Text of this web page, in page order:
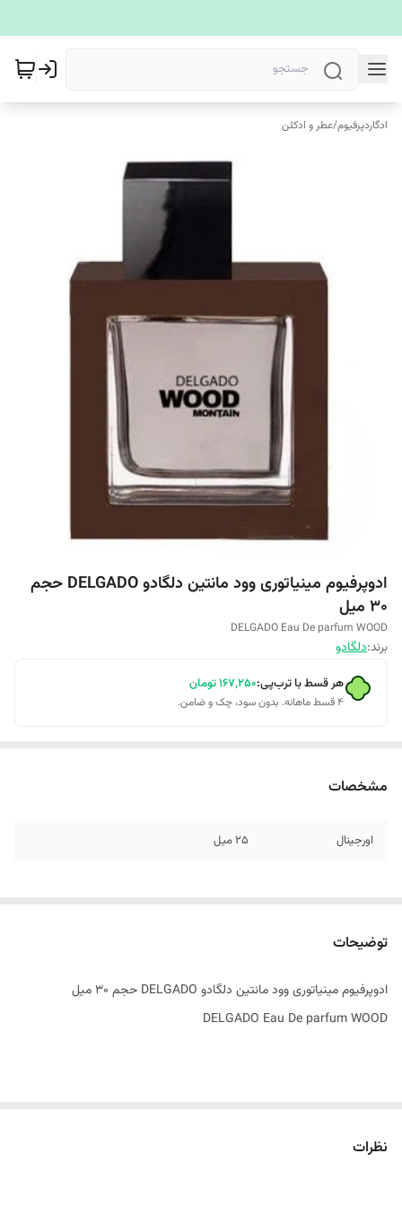
ادگاردپرفیوم/عطر و ادکلن
ادوپرفیوم مینیاتوری وود مانتین دلگادو DELGADO حجم
30 میل
DELGADO Eau De parfum WOOD
برند:دلگادو
هر قسط با ترب‌پی:۱۶۷٬۲۵۰تومان
۴ قسط ماهانه. بدون سود، چک و ضامن.
مشخصات
اورجینال ۲۵ میل
توضیحات
ادوپرفیوم مینیاتوری وود مانتین دلگادو DELGADO حجم 30 میل
DELGADO Eau De parfum WOOD
نظرات